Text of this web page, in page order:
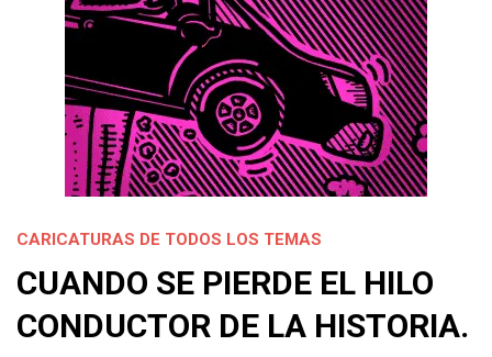
CARICATURAS DE TODOS LOS TEMAS
CUANDO SE PIERDE EL HILO
CONDUCTOR DE LA HISTORIA.